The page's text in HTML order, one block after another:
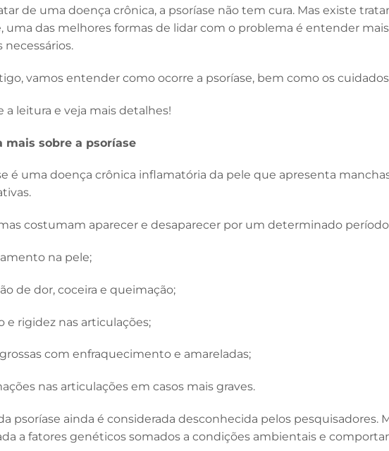
de uma doença crônica, a psoríase não tem cura. Mas existe
uma das melhores formas de lidar com o problema é entender
necessários.
vamos entender como ocorre a psoríase, bem como os
a leitura e veja mais detalhes!
mais sobre a psoríase
é uma doença crônica inflamatória da pele que apresenta
costumam aparecer e desaparecer por um determinado
na pele;
de dor, coceira e queimação;
e rigidez nas articulações;
com enfraquecimento e amareladas;
nas articulações em casos mais graves.
psoríase ainda é considerada desconhecida pelos pesquisadores.
a fatores genéticos somados a condições ambientais e